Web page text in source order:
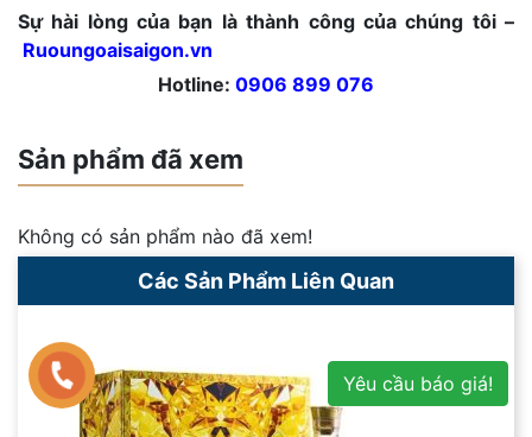
Sự hài lòng của bạn là thành công của chúng tôi –
Ruoungoaisaigon.vn
Hotline: 0906 899 076
Sản phẩm đã xem
Không có sản phẩm nào đã xem!
Các Sản Phẩm Liên Quan
Yêu cầu báo giá!